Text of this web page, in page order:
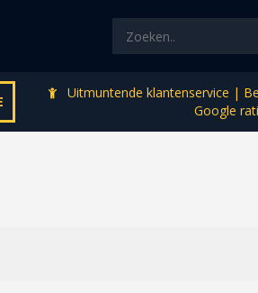
Uitmuntende klantenservice |
Google